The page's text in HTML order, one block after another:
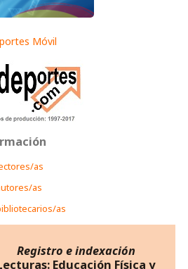
Móvil
as
as
as
Registro e indexación
Educación Física y